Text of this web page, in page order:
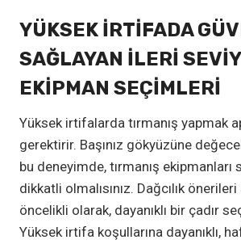
YÜKSEK İRTIFADA
SAĞLAYAN İLERI
EKIPMAN SEÇIMLERI
Yüksek irtifalarda tırmanış yapmak
gerektirir. Başınız gökyüzüne
bu deneyimde, tırmanış
dikkatli olmalısınız. Dağcılık önerileri
öncelikli olarak, dayanıklı bir çadır
Yüksek irtifa koşullarına dayanıklı,